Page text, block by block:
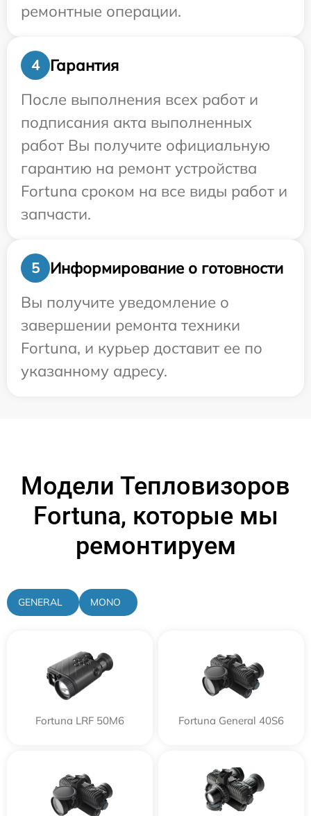
ремонтные операции.
4
Гарантия
После выполнения всех работ и
подписания акта выполненных
работ Вы получите официальную
гарантию на ремонт устройства
Fortuna сроком на все виды работ и
запчасти.
5
Информирование о готовности
Вы получите уведомление о
завершении ремонта техники
Fortuna, и курьер доставит ее по
указанному адресу.
Модели Тепловизоров
Fortuna, которые мы
ремонтируем
GENERAL MONO
Fortuna LRF 50M6 Fortuna General 40S6